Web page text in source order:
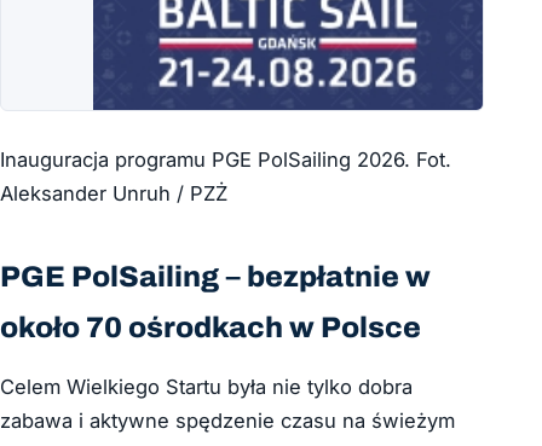
Inauguracja programu PGE PolSailing 2026. Fot.
Aleksander Unruh / PZŻ
PGE PolSailing – bezpłatnie w
około 70 ośrodkach w Polsce
Celem Wielkiego Startu była nie tylko dobra
zabawa i aktywne spędzenie czasu na świeżym